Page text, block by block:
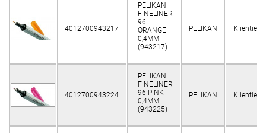
4012700943217
PELIKAN
FINELINER
96
ORANGE
0,4MM
(943217)
PELIKAN Klientiem
4012700943224
PELIKAN
FINELINER
96 PINK
0,4MM
(943225)
PELIKAN Klientiem